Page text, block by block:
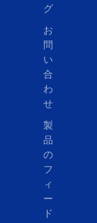
グ
お
問
い
合
わ
せ
製
品
の
フ
ィ
ー
ド